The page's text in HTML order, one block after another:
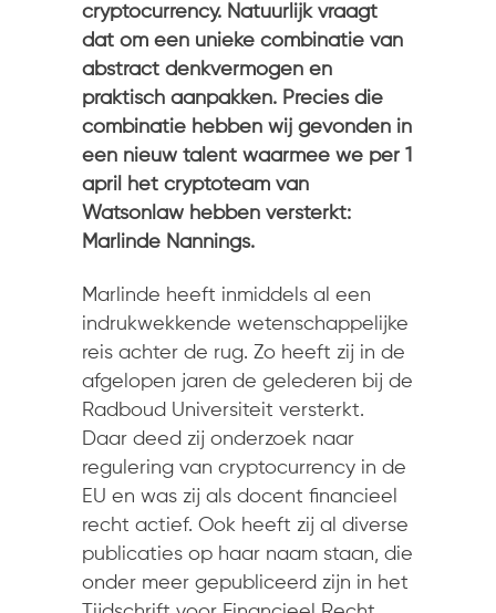
cryptocurrency. Natuurlijk vraagt
dat om een unieke combinatie van
abstract denkvermogen en
praktisch aanpakken. Precies die
combinatie hebben wij gevonden in
een nieuw talent waarmee we per 1
april het cryptoteam van
Watsonlaw hebben versterkt:
Marlinde Nannings.
Marlinde heeft inmiddels al een
indrukwekkende wetenschappelijke
reis achter de rug. Zo heeft zij in de
afgelopen jaren de gelederen bij de
Radboud Universiteit versterkt.
Daar deed zij onderzoek naar
regulering van cryptocurrency in de
EU en was zij als docent financieel
recht actief. Ook heeft zij al diverse
publicaties op haar naam staan, die
onder meer gepubliceerd zijn in het